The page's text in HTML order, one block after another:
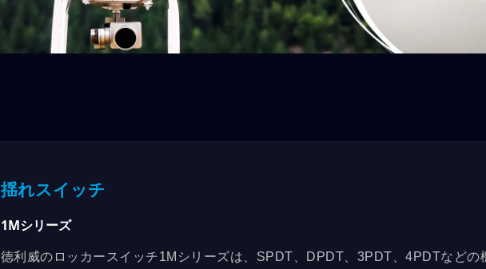
揺れスイッチ
1Mシリーズ
德利威のロッカースイッチ1Mシリーズは、SPDT、DPDT、3PDT、4PDTなどの